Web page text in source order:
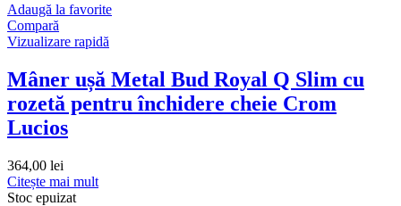
Adaugă la favorite
Compară
Vizualizare rapidă
Mâner ușă Metal Bud Royal Q Slim cu
rozetă pentru închidere cheie Crom
Lucios
364,00 lei
Citește mai mult
Stoc epuizat